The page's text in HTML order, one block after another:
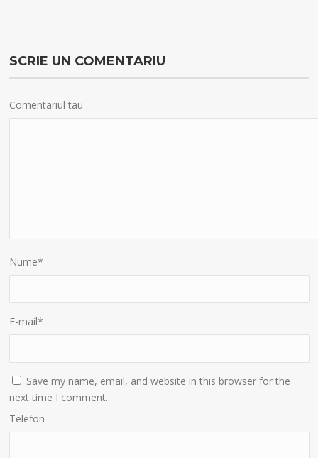
SCRIE UN COMENTARIU
Comentariul tau
Nume*
E-mail*
Save my name, email, and website in this browser for the
next time I comment.
Telefon